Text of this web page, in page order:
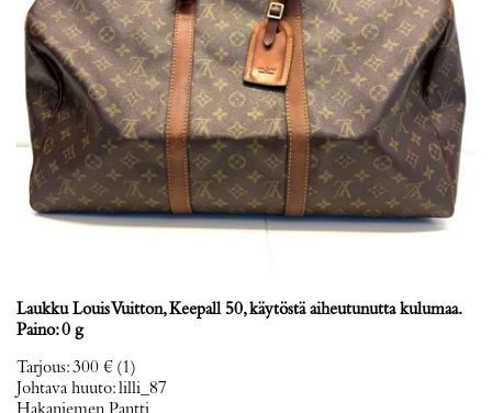
Laukku Louis Vuitton, Keepall 50, käytöstä aiheutunutta kulumaa.
Paino: 0 g
Tarjous:300 € (1)
Johtava huuto:lilli_87